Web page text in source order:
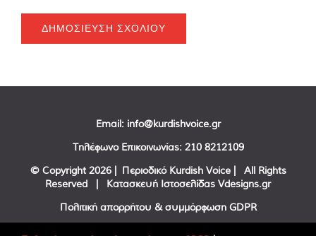
Email: info@kurdishvoice.gr
Τηλέφωνο Επικοινωνίας: 210 8212109
© Copyright 2026 | Περιοδικό Kurdish Voice | All Rights
Reserved | Κατασκευή Ιστοσελίδας Vdesigns.gr
Πολιτική απορρήτου & συμμόρφωση GDPR